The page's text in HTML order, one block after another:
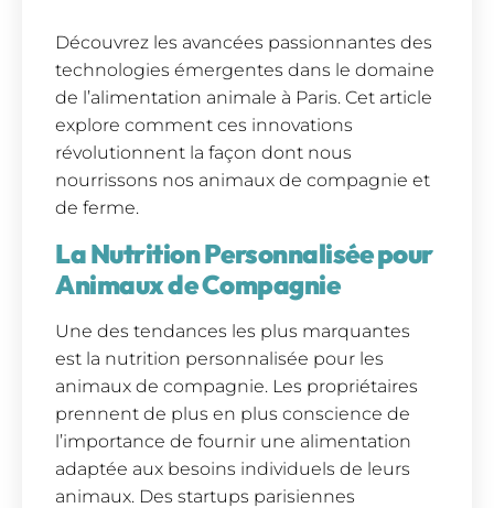
Découvrez les avancées passionnantes des
technologies émergentes dans le domaine
de l’alimentation animale à Paris. Cet article
explore comment ces innovations
révolutionnent la façon dont nous
nourrissons nos animaux de compagnie et
de ferme.
La Nutrition Personnalisée pour
Animaux de Compagnie
Une des tendances les plus marquantes
est la nutrition personnalisée pour les
animaux de compagnie. Les propriétaires
prennent de plus en plus conscience de
l’importance de fournir une alimentation
adaptée aux besoins individuels de leurs
animaux. Des startups parisiennes